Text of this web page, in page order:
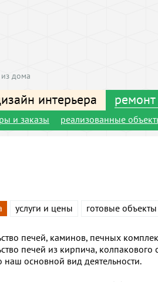
дома
интерьера
и заказы реализованные
услуги и цены готовые объекты
печей, каминов, печных
печей из кирпича,
наш основной вид деятельности.